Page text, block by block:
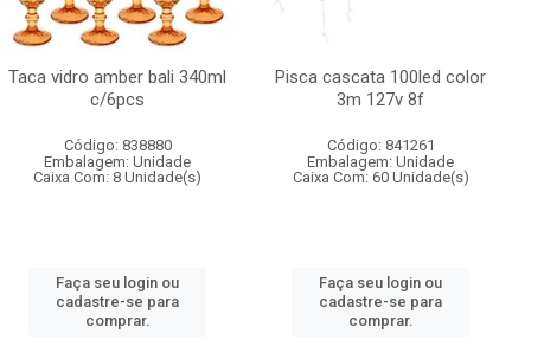
Taca vidro amber bali 340ml
c/6pcs
Código: 838880
Embalagem: Unidade
Caixa Com: 8 Unidade(s)
Faça seu login ou
cadastre-se para
comprar.
Pisca cascata 100led color
3m 127v 8f
Código: 841261
Embalagem: Unidade
Caixa Com: 60 Unidade(s)
Faça seu login ou
cadastre-se para
comprar.